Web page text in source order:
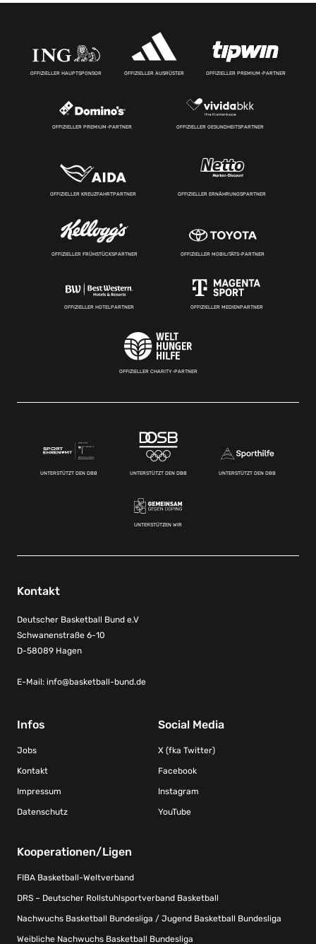
OFFIZIELLER HAUPTSPONSOR OFFIZIELLER AUSRÜSTER OFFIZIELLER PREMIUM-PARTNER
OFFIZIELLER PREMIUM-PARTNER OFFIZIELLER GESUNDHEITSPARTNER
OFFIZIELLER KREUZFAHRTPARTNER OFFIZIELLER ERNÄHRUNGSPARTNER
OFFIZIELLER FRÜHSTÜCKSPARTNER OFFIZIELLER MOBILITÄTS-PARTNER
OFFIZIELLER HOTELPARTNER OFFIZIELLER MEDIENPARTNER
OFFIZIELLER CHARITY-PARTNER
UNTERSTÜTZT DEN DBB UNTERSTÜTZT DEN DBB UNTERSTÜTZT DEN DBB
UNTERSTÜTZEN WIR
Kontakt
Deutscher Basketball Bund e.V
Schwanenstraße 6-10
D-58089 Hagen
E-Mail: info@basketball-bund.de
Infos
Jobs
Kontakt
Impressum
Datenschutz
Social Media
X (fka Twitter)
Facebook
Instagram
YouTube
Kooperationen/Ligen
FIBA Basketball-Weltverband
DRS – Deutscher Rollstuhlsportverband Basketball
Nachwuchs Basketball Bundesliga / Jugend Basketball Bundesliga
Weibliche Nachwuchs Basketball Bundesliga